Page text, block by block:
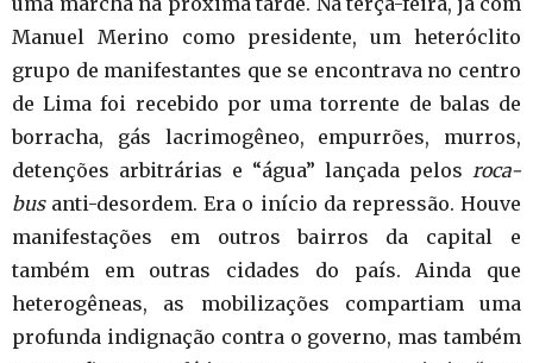
Manuel Merino como presidente, um heteróclito
grupo de manifestantes que se encontrava no centro
de Lima foi recebido por uma torrente de balas de
borracha, gás lacrimogêneo, empurrões, murros,
detenções arbitrárias e “água” lançada pelos roca-
busanti-desordem. Era o início da repressão. Houve
manifestações em outros bairros da capital e
também em outras cidades do país. Ainda que
heterogêneas, as mobilizações compartiam uma
profunda indignação contra o governo, mas também